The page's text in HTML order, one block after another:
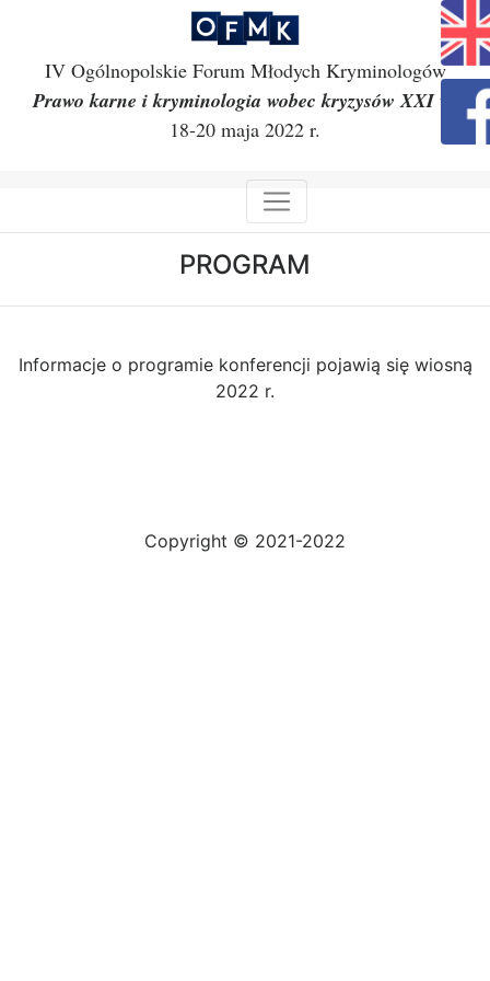
IV Ogólnopolskie Forum Młodych Kryminologów
Prawo karne i kryminologia wobec kryzysów XXI w.
18-20 maja 2022 r.
PROGRAM
Informacje o programie konferencji pojawią się wiosną
2022 r.
Copyright © 2021-2022